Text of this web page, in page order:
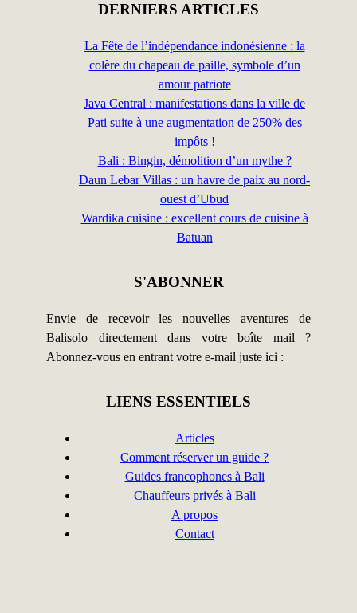
DERNIERS ARTICLES
La Fête de l’indépendance indonésienne : la
colère du chapeau de paille, symbole d’un
amour patriote
Java Central : manifestations dans la ville de
Pati suite à une augmentation de 250% des
impôts !
Bali : Bingin, démolition d’un mythe ?
Daun Lebar Villas : un havre de paix au nord-
ouest d’Ubud
Wardika cuisine : excellent cours de cuisine à
Batuan
S'ABONNER
Envie de recevoir les nouvelles aventures de
Balisolo directement dans votre boîte mail ?
Abonnez-vous en entrant votre e-mail juste ici :
LIENS ESSENTIELS
Articles
Comment réserver un guide ?
Guides francophones à Bali
Chauffeurs privés à Bali
A propos
Contact